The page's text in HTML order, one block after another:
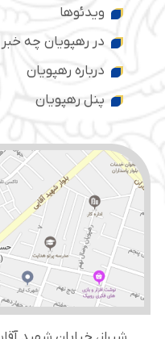
ویدئوها
در رهپویان چه خبر
درباره رهپویان
پنل رهپویان